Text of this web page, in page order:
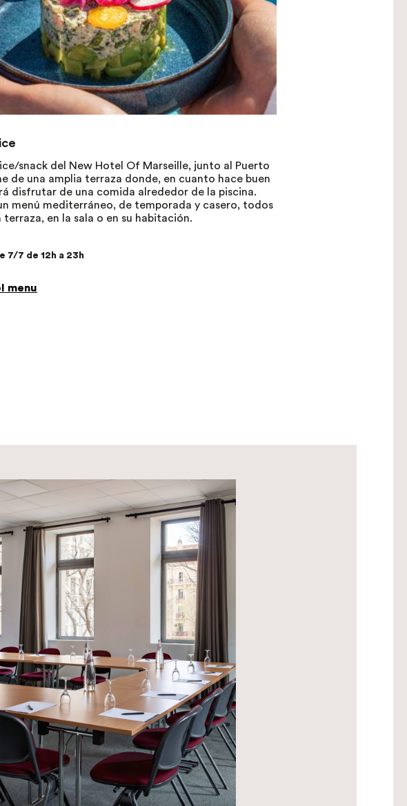
snack del New Hotel Of Marseille, junto al Puerto
de una amplia terraza donde, en cuanto hace buen
disfrutar de una comida alrededor de la piscina.
menú mediterráneo, de temporada y casero, todos
terraza, en la sala o en su habitación.
7/7 de 12h a 23h
menu